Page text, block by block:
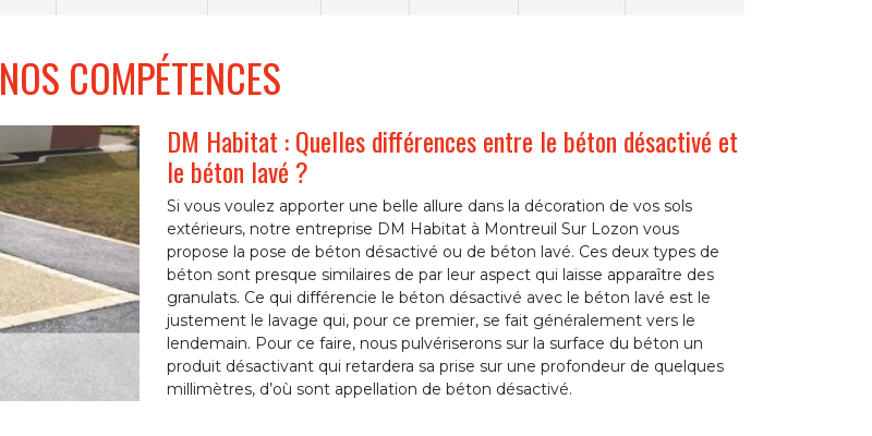
NOS COMPÉTENCES
DM Habitat : Quelles différences entre le béton désactivé et
le béton lavé ?
Si vous voulez apporter une belle allure dans la décoration de vos sols
extérieurs, notre entreprise DM Habitat à Montreuil Sur Lozon vous
propose la pose de béton désactivé ou de béton lavé. Ces deux types de
béton sont presque similaires de par leur aspect qui laisse apparaître des
granulats. Ce qui différencie le béton désactivé avec le béton lavé est le
justement le lavage qui, pour ce premier, se fait généralement vers le
lendemain. Pour ce faire, nous pulvériserons sur la surface du béton un
produit désactivant qui retardera sa prise sur une profondeur de quelques
millimètres, d’où sont appellation de béton désactivé.